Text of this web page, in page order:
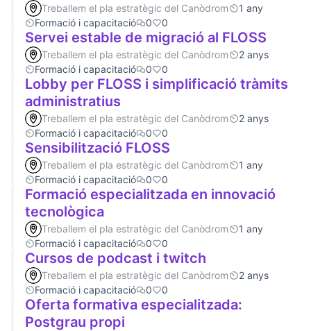
Treballem el pla estratègic del Canòdrom
1 any
Formació i capacitació
0 0
Servei estable de migració al FLOSS
Treballem el pla estratègic del Canòdrom
2 anys
Formació i capacitació
0 0
Lobby per FLOSS i simplificació tràmits
administratius
Treballem el pla estratègic del Canòdrom
2 anys
Formació i capacitació
0 0
Sensibilització FLOSS
Treballem el pla estratègic del Canòdrom
1 any
Formació i capacitació
0 0
Formació especialitzada en innovació
tecnològica
Treballem el pla estratègic del Canòdrom
1 any
Formació i capacitació
0 0
Cursos de podcast i twitch
Treballem el pla estratègic del Canòdrom
2 anys
Formació i capacitació
0 0
Oferta formativa especialitzada:
Postgrau propi